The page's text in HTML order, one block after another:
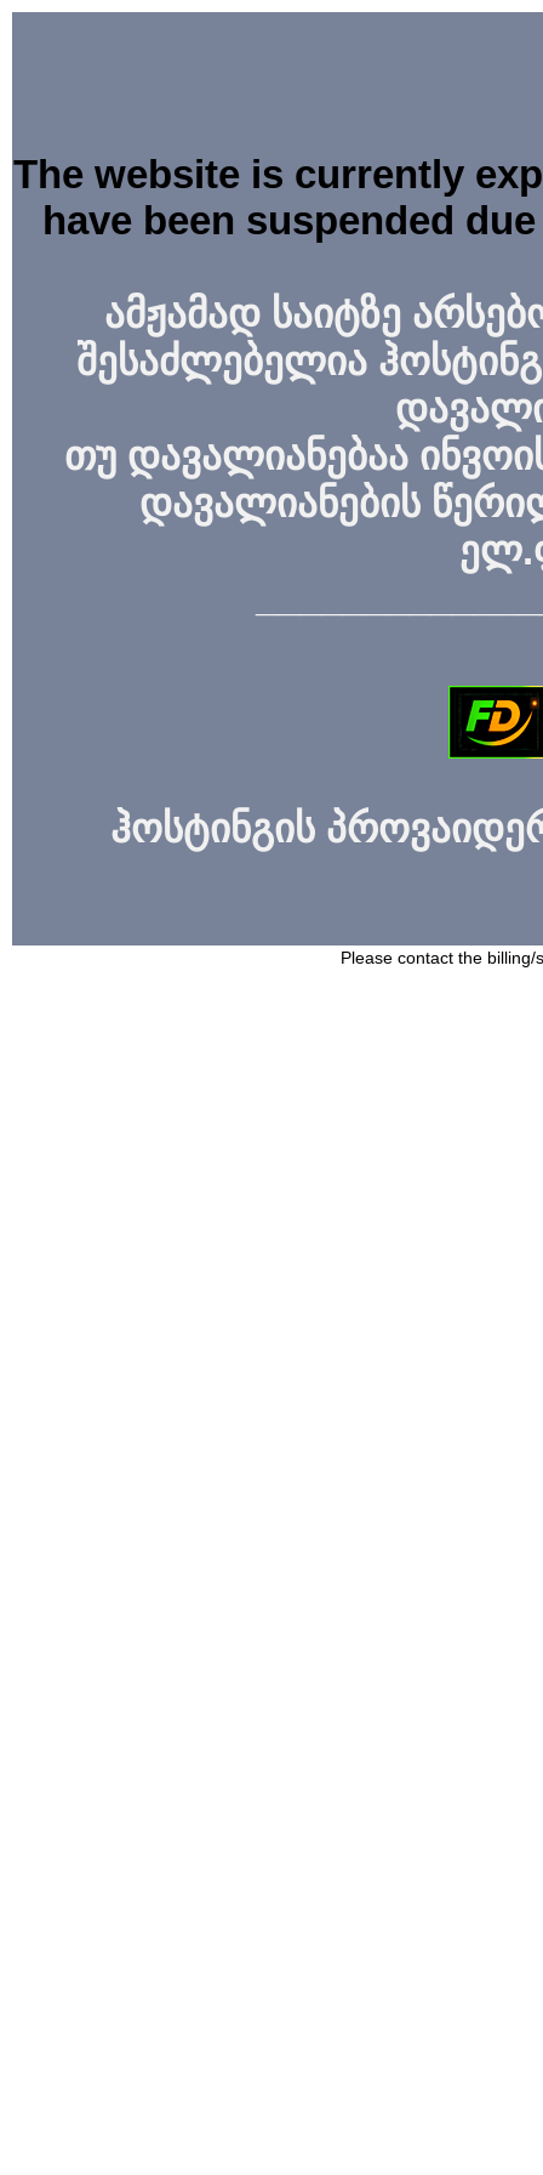
The website is currently
have been suspended
ამჟამად საიტზე
შესაძლებელია
თუ დავალიანებაა
დავალიანების
ჰოსტინგის
Please contact the